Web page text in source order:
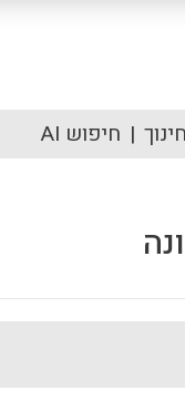
חיפוש AI